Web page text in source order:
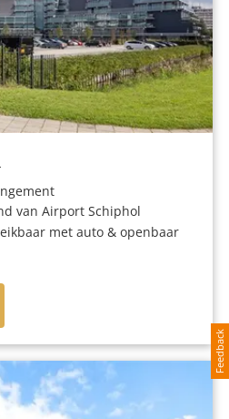
van Airport Schiphol
met auto & openbaar
Feedback